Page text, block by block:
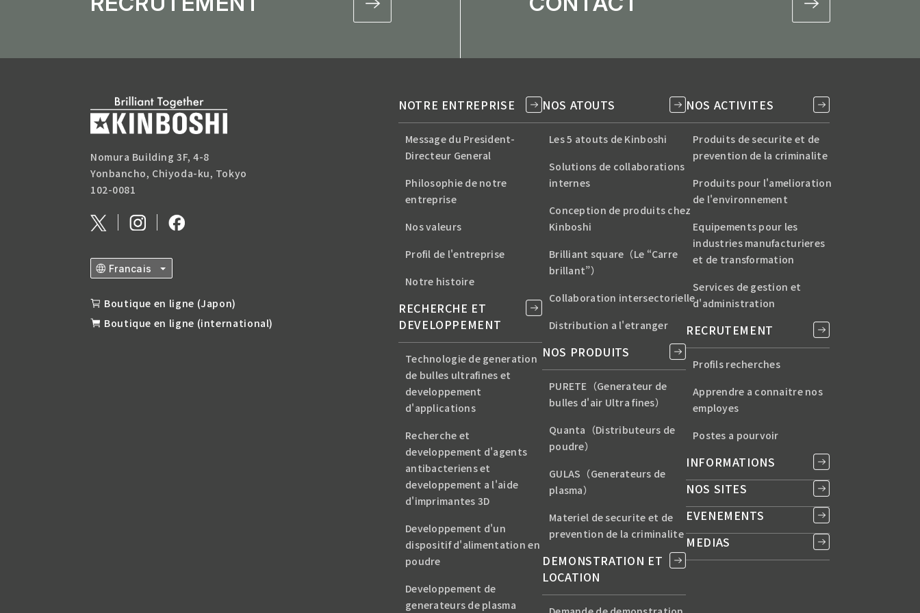
Nomura Building 3F, 4-8
Yonbancho, Chiyoda-ku, Tokyo
102-0081
Boutique en ligne (Japon)
Boutique en ligne (international)
NOTRE ENTREPRISE
Message du President-
Directeur General
Philosophie de notre
entreprise
Nos valeurs
Profil de l'entreprise
Notre histoire
RECHERCHE ET
DEVELOPPEMENT
Technologie de generation
de bulles ultrafines et
developpement
d'applications
Recherche et
developpement d'agents
antibacteriens et
developpement a l'aide
d'imprimantes 3D
Developpement d'un
dispositif d'alimentation en
poudre
Developpement de
generateurs de plasma
NOS ATOUTS
Les 5 atouts de Kinboshi
Solutions de collaborations
internes
Conception de produits chez
Kinboshi
Brilliant square（Le “Carre
brillant”）
Collaboration intersectorielle
Distribution a l'etranger
NOS PRODUITS
PURETE（Generateur de
bulles d'air Ultra fines）
Quanta（Distributeurs de
poudre）
GULAS（Generateurs de
plasma）
Materiel de securite et de
prevention de la criminalite
DEMONSTRATION ET
LOCATION
NOS ACTIVITES
Produits de securite et de
prevention de la criminalite
Produits pour l'amelioration
de l'environnement
Equipements pour les
industries manufacturieres
et de transformation
Services de gestion et
d'administration
RECRUTEMENT
Profils recherches
Apprendre a connaitre nos
employes
Postes a pourvoir
INFORMATIONS
NOS SITES
EVENEMENTS
MEDIAS